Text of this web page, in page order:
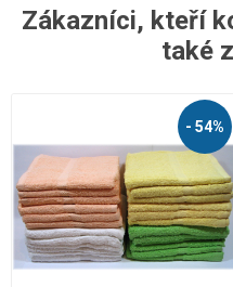
Zákazníci, kteří
také
- 54%